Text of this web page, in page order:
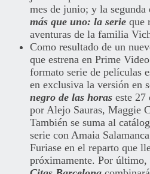
mes de junio; y la segunda
más que uno: la serie que
aventuras de la familia
Como resultado de un
que estrena en Prime
formato serie de películas
en exclusiva la versión en
negro de las horas este 27
por Alejo Sauras, Maggie
También se suma al
serie con Amaia
Furiase en el reparto que
próximamente. Por último,